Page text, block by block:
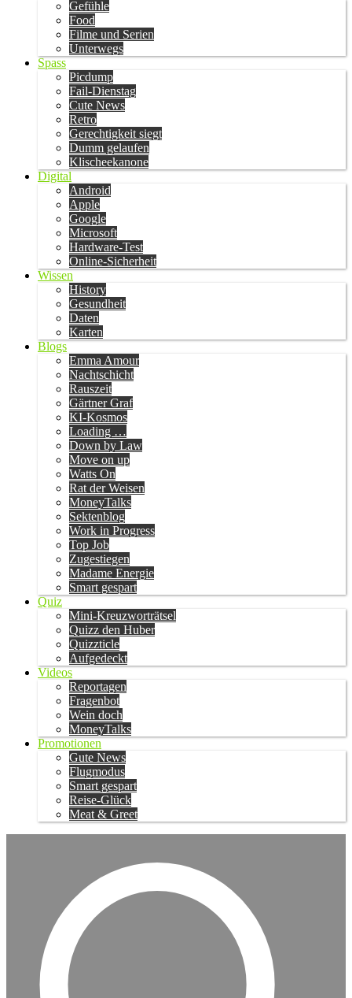
Gefühle
Food
Filme und Serien
Unterwegs
Spass
Picdump
Fail-Dienstag
Cute News
Retro
Gerechtigkeit siegt
Dumm gelaufen
Klischeekanone
Digital
Android
Apple
Google
Microsoft
Hardware-Test
Online-Sicherheit
Wissen
History
Gesundheit
Daten
Karten
Blogs
Emma Amour
Nachtschicht
Rauszeit
Gärtner Graf
KI-Kosmos
Loading …
Down by Law
Move on up
Watts On
Rat der Weisen
MoneyTalks
Sektenblog
Work in Progress
Top Job
Zugestiegen
Madame Energie
Smart gespart
Quiz
Mini-Kreuzworträtsel
Quizz den Huber
Quizzticle
Aufgedeckt
Videos
Reportagen
Fragenbot
Wein doch
MoneyTalks
Promotionen
Gute News
Flugmodus
Smart gespart
Reise-Glück
Meat & Greet